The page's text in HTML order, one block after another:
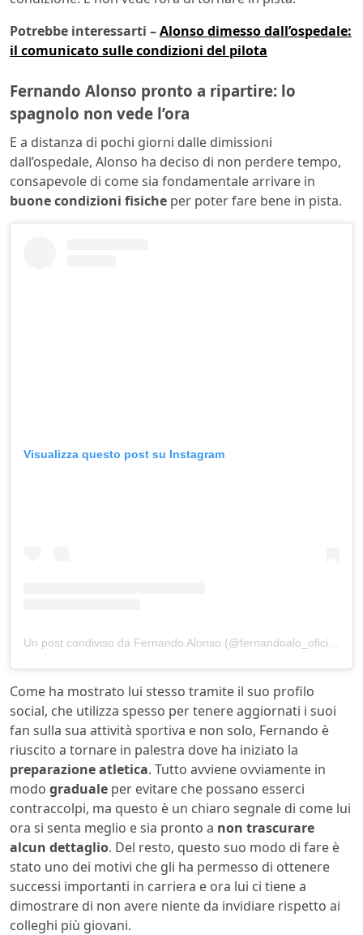
Potrebbe interessarti –Alonso dimesso dall’ospedale:
il comunicato sulle condizioni del pilota
Fernando Alonso pronto a ripartire: lo
spagnolo non vede l’ora
E a distanza di pochi giorni dalle dimissioni
dall’ospedale, Alonso ha deciso di non perdere tempo,
consapevole di come sia fondamentale arrivare in
buone condizioni fisiche per poter fare bene in pista.
Visualizza questo post su Instagram
Come ha mostrato lui stesso tramite il suo profilo
social, che utilizza spesso per tenere aggiornati i suoi
fan sulla sua attività sportiva e non solo, Fernando è
riuscito a tornare in palestra dove ha iniziato la
preparazione atletica. Tutto avviene ovviamente in
modo graduale per evitare che possano esserci
contraccolpi, ma questo è un chiaro segnale di come lui
ora si senta meglio e sia pronto a non trascurare
alcun dettaglio. Del resto, questo suo modo di fare è
stato uno dei motivi che gli ha permesso di ottenere
successi importanti in carriera e ora lui ci tiene a
dimostrare di non avere niente da invidiare rispetto ai
colleghi più giovani.